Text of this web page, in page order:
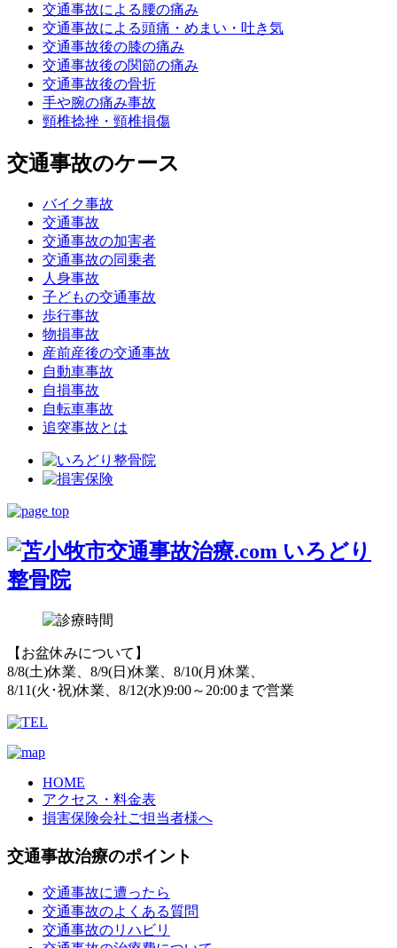
交通事故による腰の痛み
交通事故による頭痛・めまい・吐き気
交通事故後の膝の痛み
交通事故後の関節の痛み
交通事故後の骨折
手や腕の痛み事故
頸椎捻挫・頸椎損傷
交通事故のケース
バイク事故
交通事故
交通事故の加害者
交通事故の同乗者
人身事故
子どもの交通事故
歩行事故
物損事故
産前産後の交通事故
自動車事故
自損事故
自転車事故
追突事故とは
【お盆休みについて】
8/8(土)休業、8/9(日)休業、8/10(月)休業、
8/11(火･祝)休業、8/12(水)9:00～20:00まで営業
HOME
アクセス・料金表
損害保険会社ご担当者様へ
交通事故治療のポイント
交通事故に遭ったら
交通事故のよくある質問
交通事故のリハビリ